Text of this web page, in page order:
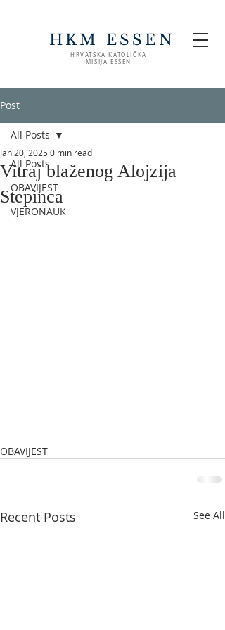
HKM ESSEN
HRVATSKA KATOLIČKA
MISIJA ESSEN
Post
All Posts
OBAVIJEST
VJERONAUK
All Posts
Vitraj blaženog Alojzija
Stepinca
Jan 20, 2025 0 min read
OBAVIJEST
Recent Posts See All